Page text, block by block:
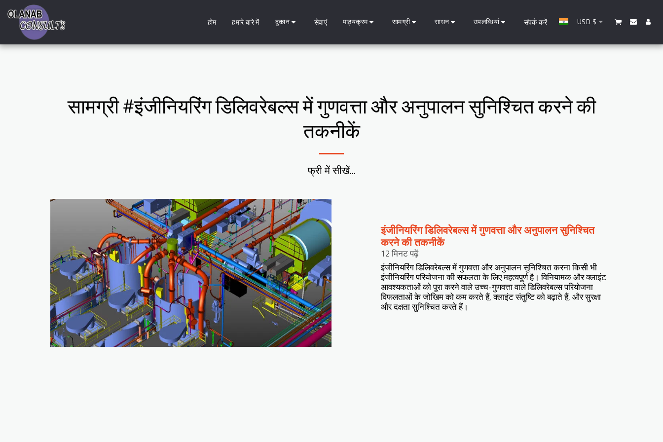
होम हमारे बारे में दुकान सेवाएं पाठ्यक्रम सामग्री साधन उपलब्धियां संपर्क करें USD $
सामग्री #इंजीनियरिंग डिलिवरेबल्स में गुणवत्ता और अनुपालन सुनिश्चित करने की
तकनीकें
फ्री में सीखें...
इंजीनियरिंग डिलिवरेबल्स में गुणवत्ता और अनुपालन सुनिश्चित
करने की तकनीकें
12 मिनट पढ़ें
इंजीनियरिंग डिलिवरेबल्स में गुणवत्ता और अनुपालन सुनिश्चित करना किसी भी
इंजीनियरिंग परियोजना की सफलता के लिए महत्वपूर्ण है। विनियामक और क्लाइंट
आवश्यकताओं को पूरा करने वाले उच्च-गुणवत्ता वाले डिलिवरेबल्स परियोजना
विफलताओं के जोखिम को कम करते हैं, क्लाइंट संतुष्टि को बढ़ाते हैं, और सुरक्षा
और दक्षता सुनिश्चित करते हैं।